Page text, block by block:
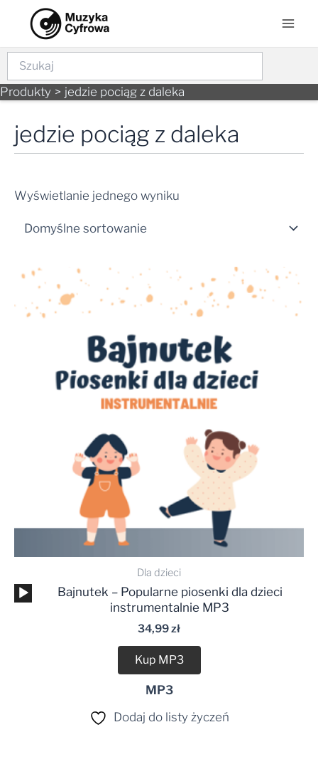
content
Szukaj
Produkty jedzie pociąg z daleka
jedzie pociąg z daleka
Wyświetlanie jednego wyniku
Dla dzieci
Odtwarzacz
plików
dźwiękowych
Bajnutek – Popularne piosenki dla dzieci
instrumentalnie MP3
34,99zł
Kup MP3
MP3
Dodaj do listy życzeń